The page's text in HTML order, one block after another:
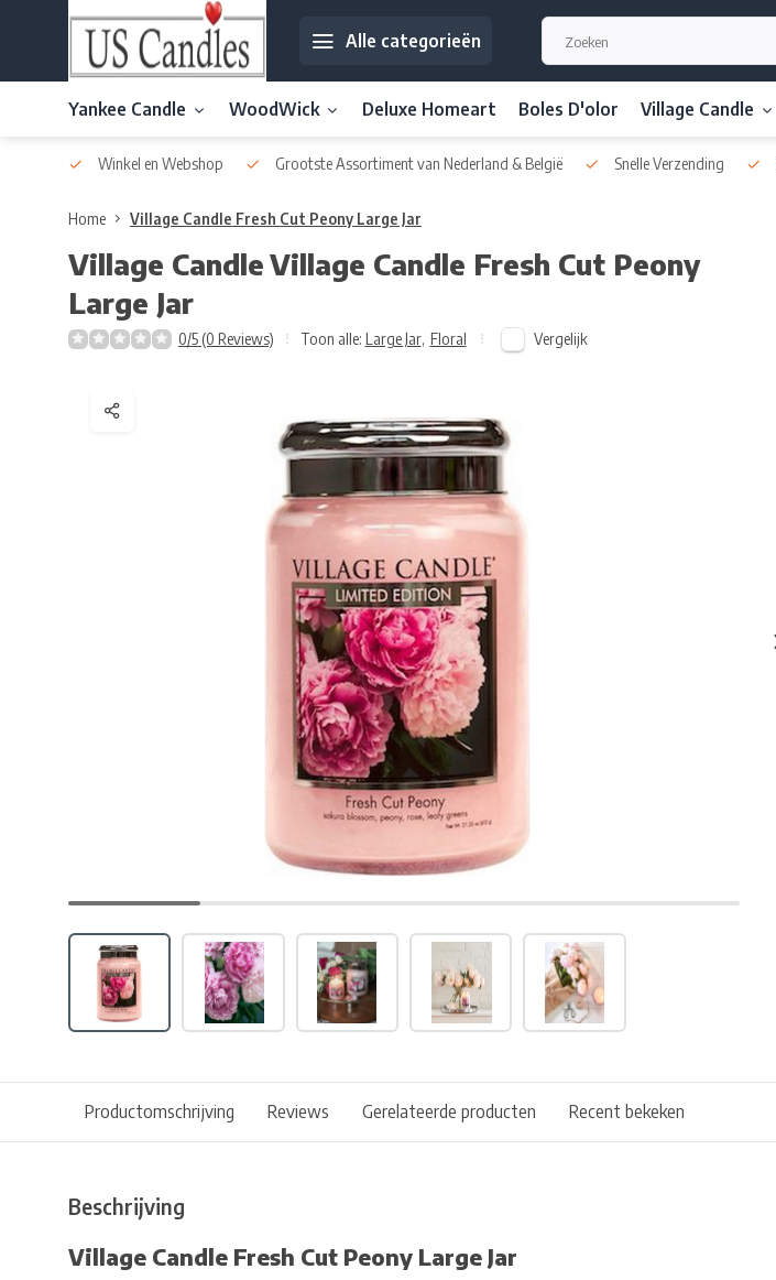
Alle categorieën
Yankee Candle WoodWick Deluxe Homeart Boles D'olor Village Candle
Winkel en Webshop Grootste Assortiment van Nederland & België Snelle Verzending
Home Village Candle Fresh Cut Peony Large Jar
Village CandleVillage Candle Fresh Cut Peony
Large Jar
0/5 (0 Reviews) Toon alle: Large Jar, Floral Vergelijk
Productomschrijving Reviews Gerelateerde producten Recent bekeken
Beschrijving
Village Candle Fresh Cut Peony Large Jar